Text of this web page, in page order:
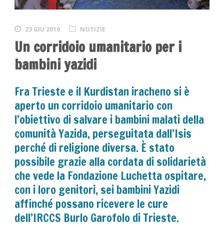
23 GIU 2016 NOTIZIE
Un corridoio umanitario per i
bambini yazidi
Fra Trieste e il Kurdistan iracheno si è
aperto un corridoio umanitario con
l’obiettivo di salvare i bambini malati della
comunità Yazida, perseguitata dall’Isis
perché di religione diversa. È stato
possibile grazie alla cordata di solidarietà
che vede la Fondazione Luchetta ospitare,
con i loro genitori, sei bambini Yazidi
affinché possano ricevere le cure
dell’IRCCS Burlo Garofolo di Trieste.